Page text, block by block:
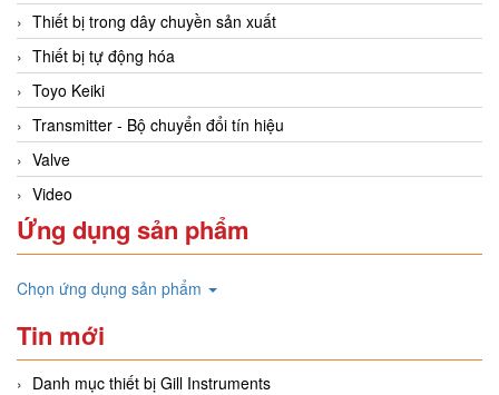
Thiết bị trong dây chuyền sản xuất
Thiết bị tự động hóa
Toyo Keiki
Transmitter - Bộ chuyển đổi tín hiệu
Valve
Video
Ứng dụng sản phẩm
Chọn ứng dụng sản phẩm
Tin mới
Danh mục thiết bị Gill Instruments